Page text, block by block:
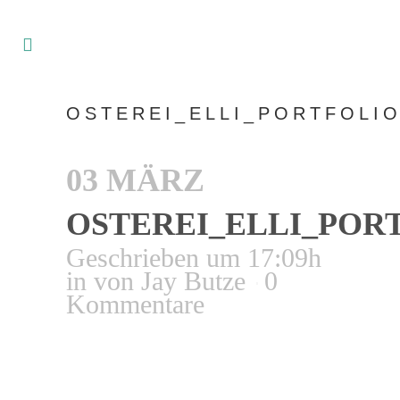
03 MÄRZ
Geschrieben um 17:09h
in von Jay Butze 0
Kommentare